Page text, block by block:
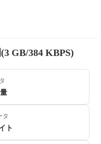
GB/384 KBPS)
タ
ト